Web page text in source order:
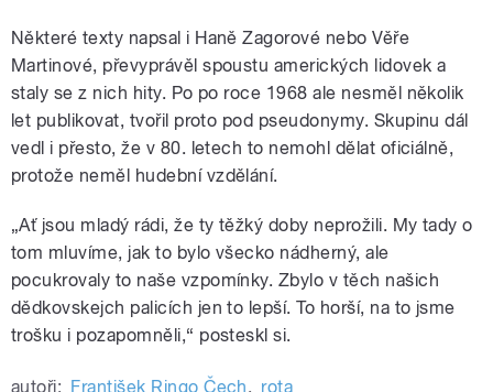
Některé texty napsal i Haně Zagorové nebo Věře
Martinové, převyprávěl spoustu amerických lidovek a
staly se z nich hity. Po po roce 1968 ale nesměl několik
let publikovat, tvořil proto pod pseudonymy. Skupinu dál
vedl i přesto, že v 80. letech to nemohl dělat oficiálně,
protože neměl hudební vzdělání.
„Ať jsou mladý rádi, že ty těžký doby neprožili. My tady o
tom mluvíme, jak to bylo všecko nádherný, ale
pocukrovaly to naše vzpomínky. Zbylo v těch našich
dědkovskejch palicích jen to lepší. To horší, na to jsme
trošku i pozapomněli,“ posteskl si.
autoři: František Ringo Čech, rota